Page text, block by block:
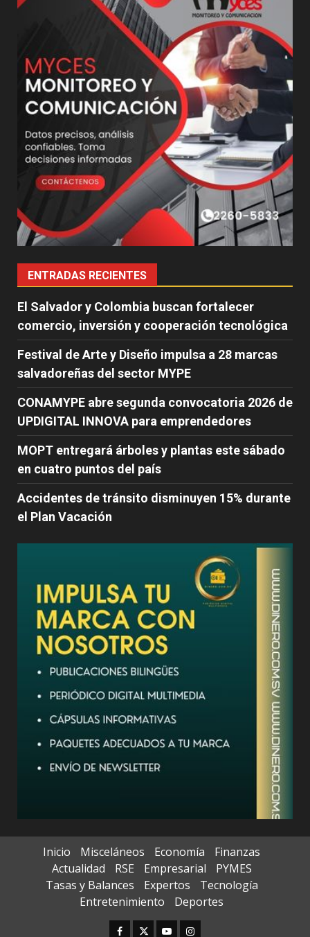
ENTRADAS RECIENTES
El Salvador y Colombia buscan fortalecer
comercio, inversión y cooperación tecnológica
Festival de Arte y Diseño impulsa a 28 marcas
salvadoreñas del sector MYPE
CONAMYPE abre segunda convocatoria 2026 de
UPDIGITAL INNOVA para emprendedores
MOPT entregará árboles y plantas este sábado
en cuatro puntos del país
Accidentes de tránsito disminuyen 15% durante
el Plan Vacación
Inicio Misceláneos Economía
Finanzas
Actualidad
RSE Empresarial
PYMES
Tasas y Balances
Expertos
Tecnología
Entretenimiento
Deportes
Facebook
TwitterYoutubeInstagram